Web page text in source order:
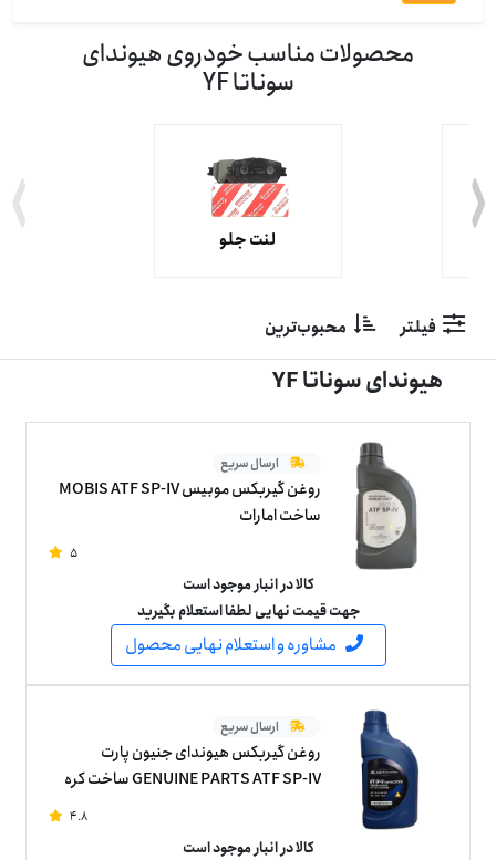
محصولات مناسب خودروی هیوندای
سوناتا YF
لنت جلو
فیلتر محبوب‌ترین
هیوندای سوناتا YF
ارسال سریع
روغن گیربکس موبیس MOBIS ATF SP-IV
ساخت امارات
5
کالا در انبار موجود است
جهت قیمت نهایی لطفا استعلام بگیرید
مشاوره و استعلام نهایی محصول
ارسال سریع
روغن گیربکس هیوندای جنیون پارت
GENUINE PARTS ATF SP-IV ساخت کره
4.8
کالا در انبار موجود است